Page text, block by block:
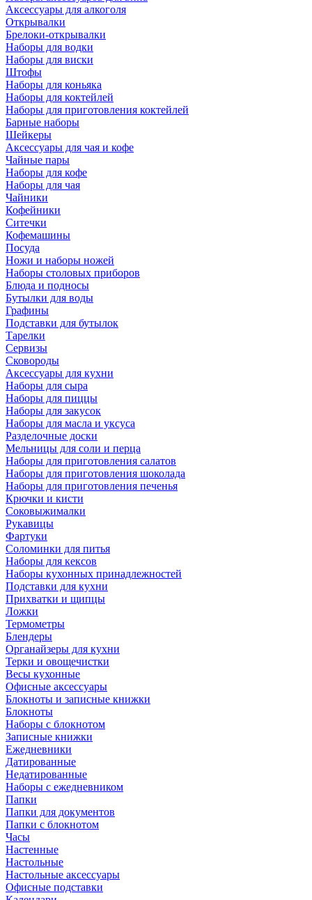
Аксессуары для алкоголя
Открывалки
Брелоки-открывалки
Наборы для водки
Наборы для виски
Штофы
Наборы для коньяка
Наборы для коктейлей
Наборы для приготовления коктейлей
Барные наборы
Шейкеры
Аксессуары для чая и кофе
Чайные пары
Наборы для кофе
Наборы для чая
Чайники
Кофейники
Ситечки
Кофемашины
Посуда
Ножи и наборы ножей
Наборы столовых приборов
Блюда и подносы
Бутылки для воды
Графины
Подставки для бутылок
Тарелки
Сервизы
Сковороды
Аксессуары для кухни
Наборы для сыра
Наборы для пиццы
Наборы для закусок
Наборы для масла и уксуса
Разделочные доски
Мельницы для соли и перца
Наборы для приготовления салатов
Наборы для приготовления шоколада
Наборы для приготовления печенья
Крючки и кисти
Соковыжималки
Рукавицы
Фартуки
Соломинки для питья
Наборы для кексов
Наборы кухонных принадлежностей
Подставки для кухни
Прихватки и щипцы
Ложки
Термометры
Блендеры
Органайзеры для кухни
Терки и овощечистки
Весы кухонные
Офисные аксессуары
Блокноты и записные книжки
Блокноты
Наборы с блокнотом
Записные книжки
Ежедневники
Датированные
Недатированные
Наборы с ежедневником
Папки
Папки для документов
Папки с блокнотом
Часы
Настенные
Настольные
Настольные аксессуары
Офисные подставки